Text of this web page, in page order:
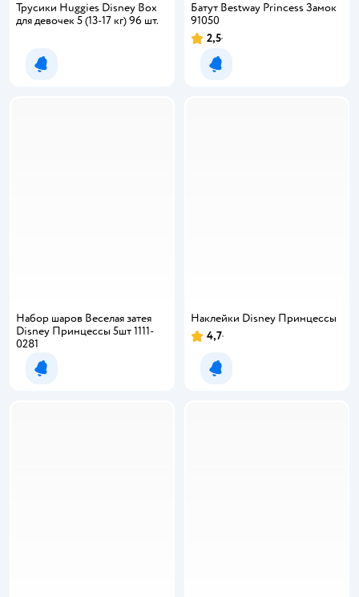
Трусики Huggies Disney Box
для девочек 5 (13-17 кг) 96 шт.
Уведомить о появлении
Батут Bestway Princess Замок
91050
2,5
Уведомить о появлении
Набор шаров Веселая затея
Disney Принцессы 5шт 1111-
0281
Уведомить о появлении
Наклейки Disney Принцессы
4,7
Уведомить о появлении